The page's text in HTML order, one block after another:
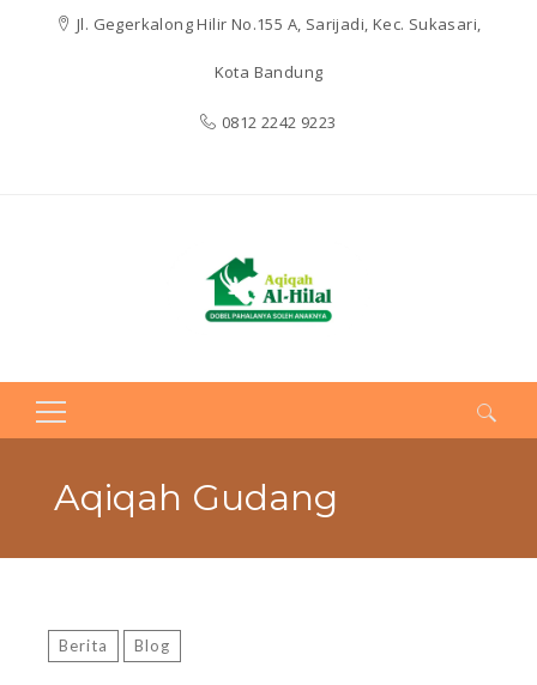
Jl. Gegerkalong Hilir No.155 A, Sarijadi, Kec. Sukasari,
Kota Bandung
0812 2242 9223
Search
Aqiqah Gudang
Berita Blog